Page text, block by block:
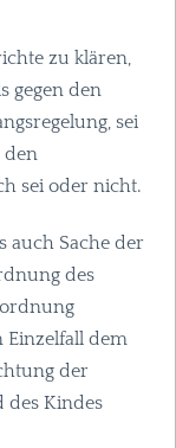
zu klären,
gegen den
sei
den
sei oder nicht.
auch Sache der
des
Einzelfall dem
der
des Kindes